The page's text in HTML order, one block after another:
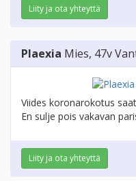
Liity ja ota yhteyttä
Plaexia Mies, 47v
Viides koronarokotus
En sulje pois vakavan
Liity ja ota yhteyttä